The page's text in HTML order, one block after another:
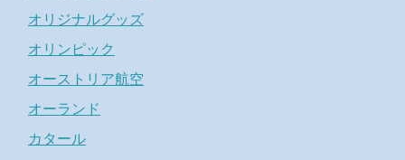
オリジナルグッズ
オリンピック
オーストリア航空
オーランド
カタール